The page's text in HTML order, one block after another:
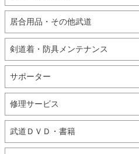
居合用品・その他武道
剣道着・防具メンテナンス
サポーター
修理サービス
武道ＤＶＤ・書籍